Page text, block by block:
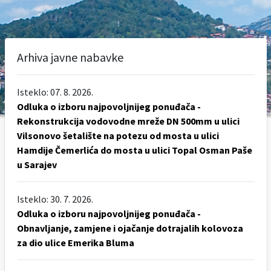
Arhiva javne nabavke
Isteklo: 07. 8. 2026.
Odluka o izboru najpovoljnijeg ponuđača -
Rekonstrukcija vodovodne mreže DN 500mm u ulici
Vilsonovo šetalište na potezu od mosta u ulici
Hamdije Čemerlića do mosta u ulici Topal Osman Paše
u Sarajev
Isteklo: 30. 7. 2026.
Odluka o izboru najpovoljnijeg ponuđača -
Obnavljanje, zamjene i ojačanje dotrajalih kolovoza
za dio ulice Emerika Bluma